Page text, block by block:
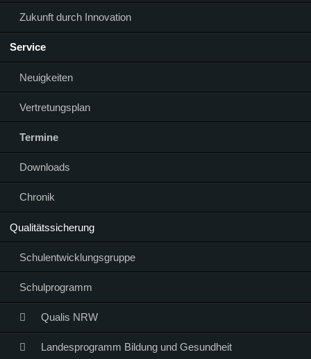
Zukunft durch Innovation
Service
Neuigkeiten
Vertretungsplan
Termine
Downloads
Chronik
Qualitätssicherung
Schulentwicklungsgruppe
Schulprogramm
Qualis NRW
Landesprogramm Bildung und Gesundheit